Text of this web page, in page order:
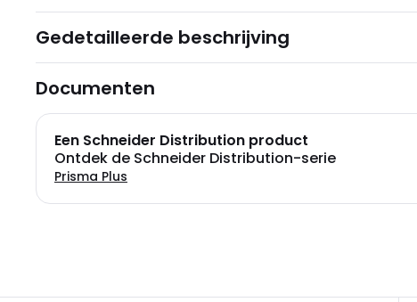
Gedetailleerde beschrijving
Documenten
Een Schneider Distribution product
Ontdek de Schneider Distribution-serie
Prisma Plus